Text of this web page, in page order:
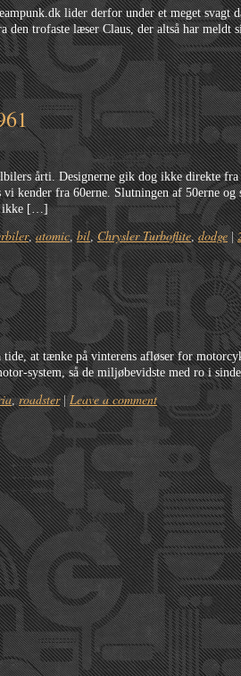
lider derfor under et meget svagt
den trofaste læser Claus, der altså har
årti. Designerne gik dog ikke direkte
vi kender fra 60erne. Slutningen af 50erne
ikke […]
,atomic,bil,Chrysler Turboflite,dodge |
at tænke på vinterens afløser for
system, så de miljøbevidste med ro i
,roadster | Leave a comment